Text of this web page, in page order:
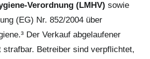
Verordnung (LMHV) sowie
(EG) Nr. 852/2004 über
Der Verkauf abgelaufener
strafbar. Betreiber sind verpflichtet,